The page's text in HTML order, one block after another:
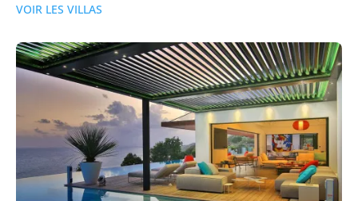
VOIR LES VILLAS